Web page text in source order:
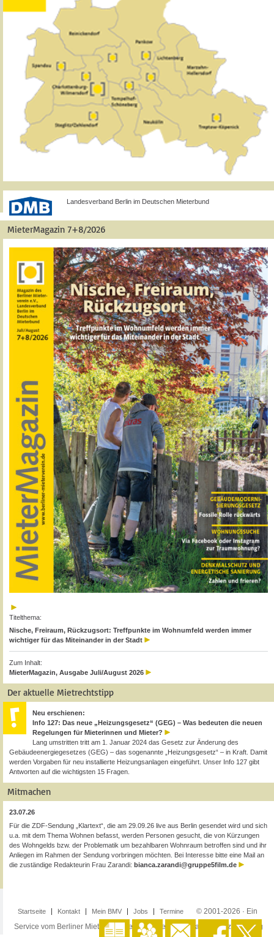
Landesverband Berlin im Deutschen Mieterbund
MieterMagazin 7+8/2026
Titelthema:
Nische, Freiraum, Rückzugsort: Treffpunkte im Wohnumfeld werden immer
wichtiger für das Miteinander in der Stadt
Zum Inhalt:
MieterMagazin, Ausgabe Juli/August 2026
Der aktuelle Mietrechtstipp
Neu erschienen:
Info 127: Das neue „Heizungsgesetz“ (GEG) – Was bedeuten die neuen
Regelungen für Mieterinnen und Mieter?
Lang umstritten tritt am 1. Januar 2024 das Gesetz zur Änderung des
Gebäudeenergiegesetzes (GEG) – das sogenannte „Heizungsgesetz“ – in Kraft. Damit
werden Vorgaben für neu installierte Heizungsanlagen eingeführt. Unser Info 127 gibt
Antworten auf die wichtigsten 15 Fragen.
Mitmachen
23.07.26
Für die ZDF-Sendung „Klartext“, die am 29.09.26 live aus Berlin gesendet wird und sich
u.a. mit dem Thema Wohnen befasst, werden Personen gesucht, die von Kürzungen
des Wohngelds bzw. der Problematik um bezahlbaren Wohnraum betroffen sind und ihr
Anliegen im Rahmen der Sendung vorbringen möchten. Bei Interesse bitte eine Mail an
die zuständige Redakteurin Frau Zarandi: bianca.zarandi@gruppe5film.de
Startseite Kontakt Mein BMV Jobs Termine
© 2001-2026 · Ein
Service vom Berliner Mieterverein e.V. ·Impressum·Datenschutzerklärung